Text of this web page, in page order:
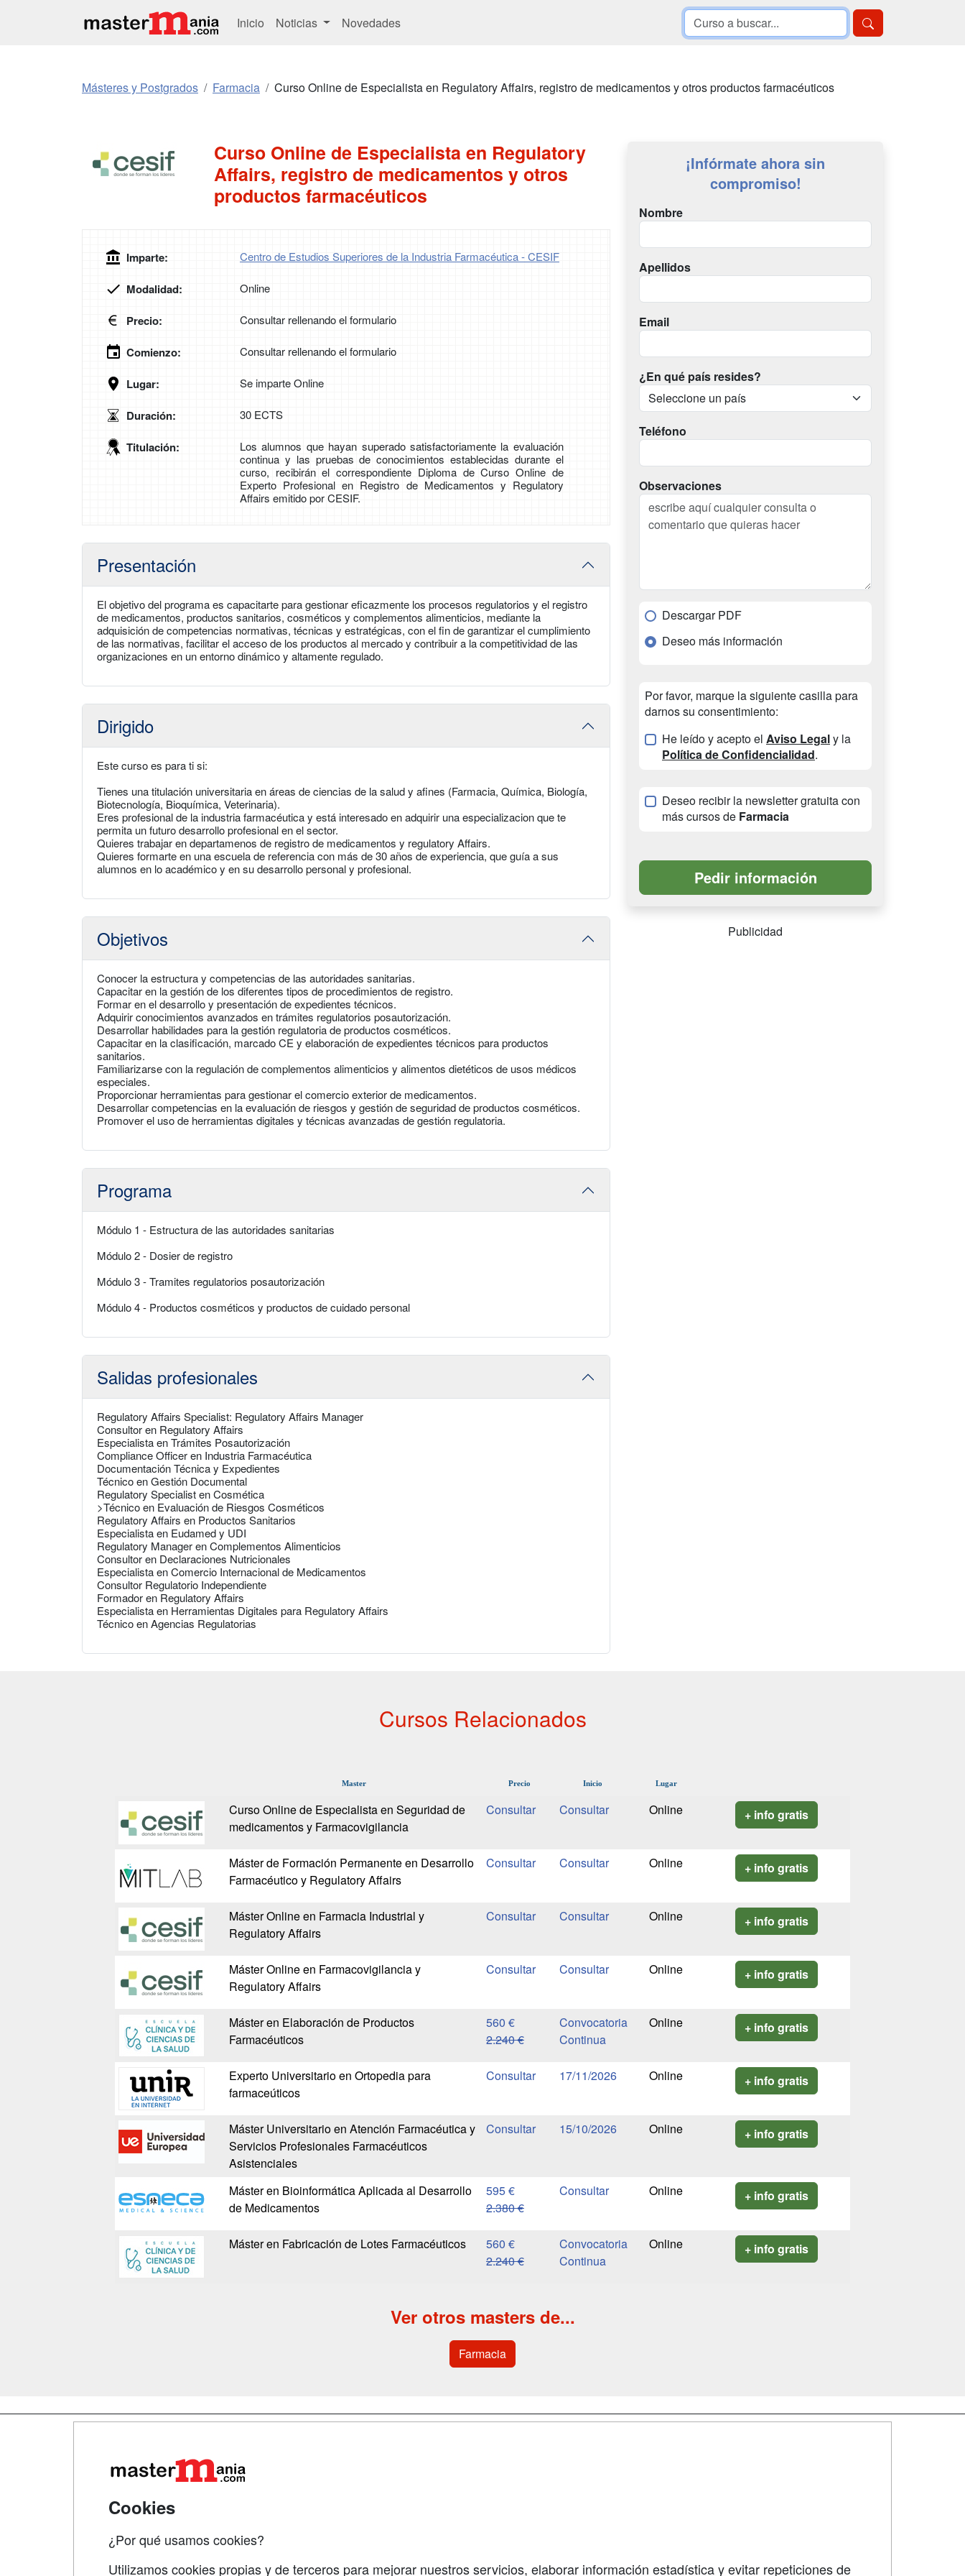
Inicio Noticias Novedades
Másteres y Postgrados Farmacia Curso Online de Especialista en Regulatory Affairs, registro de medicamentos y otros productos farmacéuticos
Curso Online de Especialista en Regulatory
Affairs, registro de medicamentos y otros
productos farmacéuticos
Imparte: Centro de Estudios Superiores de la Industria Farmacéutica - CESIF
Modalidad: Online
Precio: Consultar rellenando el formulario
Comienzo: Consultar rellenando el formulario
Lugar: Se imparte Online
Duración: 30 ECTS
Titulación:
Los alumnos que hayan superado satisfactoriamente la evaluación
continua y las pruebas de conocimientos establecidas durante el
curso, recibirán el correspondiente Diploma de Curso Online de
Experto Profesional en Registro de Medicamentos y Regulatory
Affairs emitido por CESIF.
Presentación
El objetivo del programa es capacitarte para gestionar eficazmente los procesos regulatorios y el registro
de medicamentos, productos sanitarios, cosméticos y complementos alimenticios, mediante la
adquisición de competencias normativas, técnicas y estratégicas, con el fin de garantizar el cumplimiento
de las normativas, facilitar el acceso de los productos al mercado y contribuir a la competitividad de las
organizaciones en un entorno dinámico y altamente regulado.
Dirigido
Este curso es para ti si:
Tienes una titulación universitaria en áreas de ciencias de la salud y afines (Farmacia, Química, Biología,
Biotecnología, Bioquímica, Veterinaria).
Eres profesional de la industria farmacéutica y está interesado en adquirir una especializacion que te
permita un futuro desarrollo profesional en el sector.
Quieres trabajar en departamenos de registro de medicamentos y regulatory Affairs.
Quieres formarte en una escuela de referencia con más de 30 años de experiencia, que guía a sus
alumnos en lo académico y en su desarrollo personal y profesional.
Objetivos
Conocer la estructura y competencias de las autoridades sanitarias.
Capacitar en la gestión de los diferentes tipos de procedimientos de registro.
Formar en el desarrollo y presentación de expedientes técnicos.
Adquirir conocimientos avanzados en trámites regulatorios posautorización.
Desarrollar habilidades para la gestión regulatoria de productos cosméticos.
Capacitar en la clasificación, marcado CE y elaboración de expedientes técnicos para productos
sanitarios.
Familiarizarse con la regulación de complementos alimenticios y alimentos dietéticos de usos médicos
especiales.
Proporcionar herramientas para gestionar el comercio exterior de medicamentos.
Desarrollar competencias en la evaluación de riesgos y gestión de seguridad de productos cosméticos.
Promover el uso de herramientas digitales y técnicas avanzadas de gestión regulatoria.
Programa
Módulo 1 - Estructura de las autoridades sanitarias
Módulo 2 - Dosier de registro
Módulo 3 - Tramites regulatorios posautorización
Módulo 4 - Productos cosméticos y productos de cuidado personal
Salidas profesionales
Regulatory Affairs Specialist: Regulatory Affairs Manager
Consultor en Regulatory Affairs
Especialista en Trámites Posautorización
Compliance Officer en Industria Farmacéutica
Documentación Técnica y Expedientes
Técnico en Gestión Documental
Regulatory Specialist en Cosmética
>Técnico en Evaluación de Riesgos Cosméticos
Regulatory Affairs en Productos Sanitarios
Especialista en Eudamed y UDI
Regulatory Manager en Complementos Alimenticios
Consultor en Declaraciones Nutricionales
Especialista en Comercio Internacional de Medicamentos
Consultor Regulatorio Independiente
Formador en Regulatory Affairs
Especialista en Herramientas Digitales para Regulatory Affairs
Técnico en Agencias Regulatorias
¡Infórmate ahora sin
compromiso!
Nombre
Apellidos
Email
¿En qué país resides?
Teléfono
Observaciones
Descargar PDF
Deseo más información
Por favor, marque la siguiente casilla para
darnos su consentimiento:
He leído y acepto el Aviso Legaly la
Política de Confidencialidad.
Deseo recibir la newsletter gratuita con
más cursos de Farmacia
Publicidad
Cursos Relacionados
Master Precio Inicio Lugar
Curso Online de Especialista en Seguridad de
medicamentos y Farmacovigilancia
Online + info gratis
Máster de Formación Permanente en Desarrollo
Farmacéutico y Regulatory Affairs
Online + info gratis
Máster Online en Farmacia Industrial y
Regulatory Affairs
Online + info gratis
Máster Online en Farmacovigilancia y
Regulatory Affairs
Online + info gratis
Máster en Elaboración de Productos
Farmacéuticos
560 €
2.240 €
Convocatoria
Continua
Online + info gratis
Experto Universitario en Ortopedia para
farmaceúticos
17/11/2026 Online + info gratis
Máster Universitario en Atención Farmacéutica y
Servicios Profesionales Farmacéuticos
Asistenciales
15/10/2026 Online + info gratis
Máster en Bioinformática Aplicada al Desarrollo
de Medicamentos
595 €
2.380 €
Online + info gratis
Máster en Fabricación de Lotes Farmacéuticos
560 €
2.240 €
Convocatoria
Continua
Online + info gratis
Ver otros masters de...
Farmacia
Cookies
¿Por qué usamos cookies?
Utilizamos cookies propias y de terceros para mejorar nuestros servicios, elaborar información estadística y evitar repeticiones de